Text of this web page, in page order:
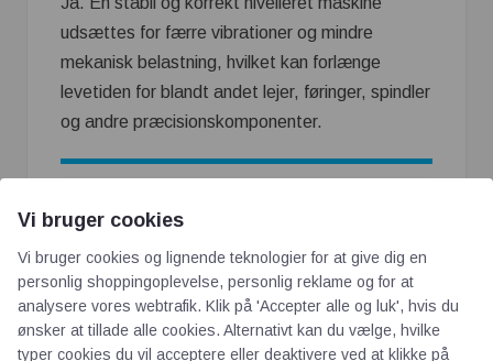
udsættes for færre vibrationer og mindre
mekanisk belastning, hvilket kan forlænge
levetiden for blandt andet lejer, føringer, spindler
og andre præcisionskomponenter.
Stilleben med indbygget
Vi bruger cookies
Vi bruger cookies og lignende teknologier for at give dig en
personlig shoppingoplevelse, personlig reklame og for at
analysere vores webtrafik. Klik på 'Accepter alle og luk', hvis du
ønsker at tillade alle cookies. Alternativt kan du vælge, hvilke
typer cookies du vil acceptere eller deaktivere ved at klikke på